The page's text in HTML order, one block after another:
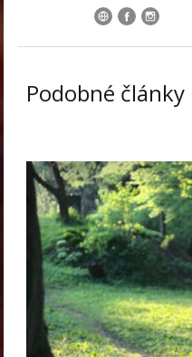
Podobné články